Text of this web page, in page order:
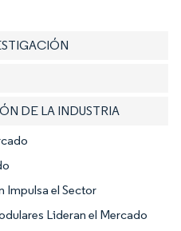
DE LA INDUSTRIA
Impulsa el Sector
Lideran el Mercado